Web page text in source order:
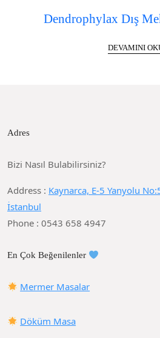
Dendrophylax Dış
DEVAMINI
Adres
Bizi Nasıl Bulabilirsiniz?
Address : Kaynarca, E-5 Yanyolu
İstanbul
Phone : 0543 658 4947
En Çok Beğenilenler
Mermer Masalar
Döküm Masa